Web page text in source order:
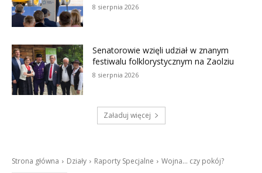
8 sierpnia 2026
Senatorowie wzięli udział w znanym
festiwalu folklorystycznym na Zaolziu
8 sierpnia 2026
Załaduj więcej